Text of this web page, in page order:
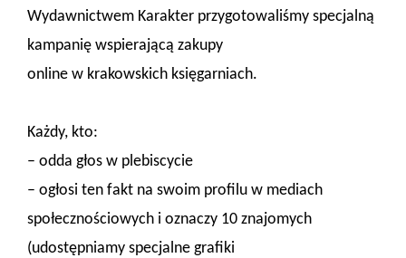
Wydawnictwem Karakter przygotowaliśmy specjalną
kampanię wspierającą zakupy
online w krakowskich księgarniach.
Każdy, kto:
– odda głos w plebiscycie
– ogłosi ten fakt na swoim profilu w mediach
społecznościowych i oznaczy 10 znajomych
(udostępniamy specjalne grafiki